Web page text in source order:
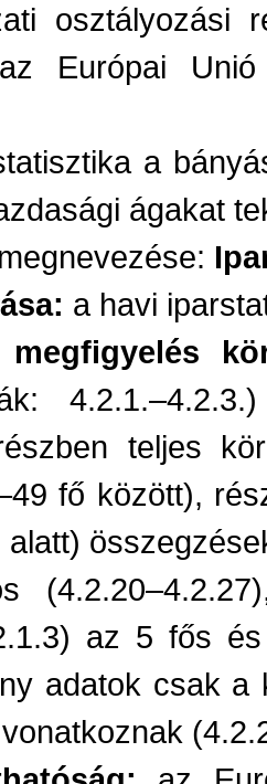
osztályozási
Európai
a
ágakat
a havi
teljes
fő között),
az 5 fős
adatok csak